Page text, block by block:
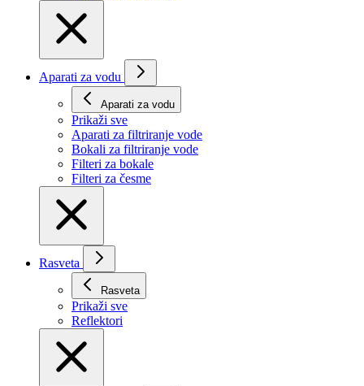
Aparati za vodu
Aparati za vodu
Prikaži svе
Aparati za filtriranje vode
Bokali za filtriranje vode
Filteri za bokale
Filteri za česme
Rasveta
Rasveta
Prikaži svе
Reflektori